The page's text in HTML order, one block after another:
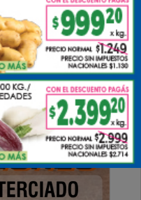
Hs.
joven mamá y su
junto a su padre